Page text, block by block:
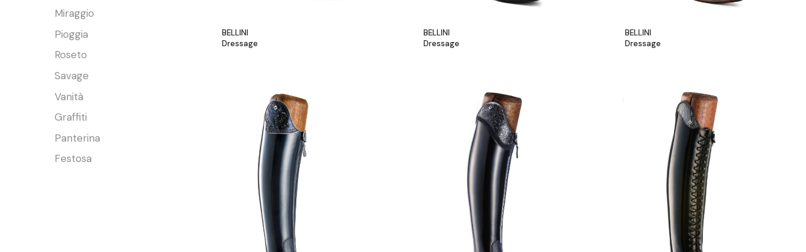
Miraggio
Pioggia
Roseto
Savage
Vanità
Graffiti
Panterina
Festosa
BELLINI
Dressage
BELLINI
Dressage
BELLINI
Dressage